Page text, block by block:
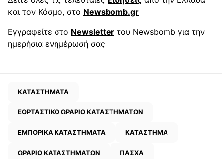
και τον Κόσμο, στο Newsbomb.gr
Εγγραφείτε στο Newsletter του Newsbomb για την
ημερήσια ενημέρωσή σας
ΚΑΤΑΣΤΗΜΑΤΑ
ΕΟΡΤΑΣΤΙΚΟ ΩΡΑΡΙΟ ΚΑΤΑΣΤΗΜΑΤΩΝ
ΕΜΠΟΡΙΚΑ ΚΑΤΑΣΤΗΜΑΤΑ ΚΑΤΑΣΤΗΜΑ
ΩΡΑΡΙΟ ΚΑΤΑΣΤΗΜΑΤΩΝ ΠΑΣΧΑ